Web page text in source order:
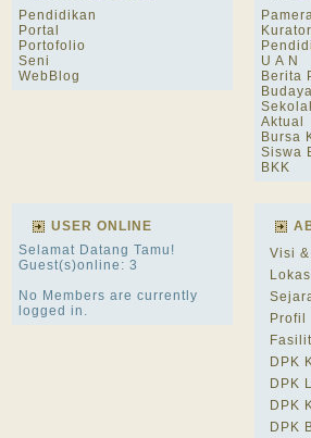
Pendidikan
Portal
Portofolio
Seni
WebBlog
U A N
Berita
Budaya
Aktual
Bursa
Siswa
BKK
USER ONLINE
Selamat Datang Tamu!
Guest(s)online: 3
No Members are currently
logged in.
Visi
Profil
DPK
DPK
DPK
DPK